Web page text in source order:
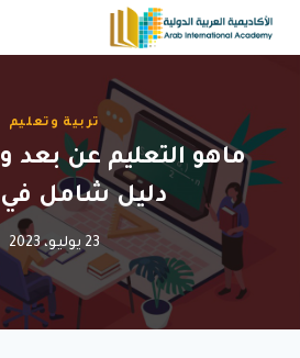
التجاوز
تربية وتعليم
ماهو التعليم عن بعد
دليل شامل في 2025
23 يوليو، 2023